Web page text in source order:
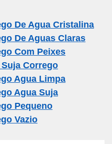
e
De Agua Cristalina
De Aguas Claras
Com Peixes
Corrego
Agua Limpa
Agua Suja
Pequeno
Vazio